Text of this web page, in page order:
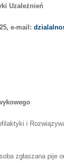
Uzależnień
e-mail:
i
zgłaszana pije